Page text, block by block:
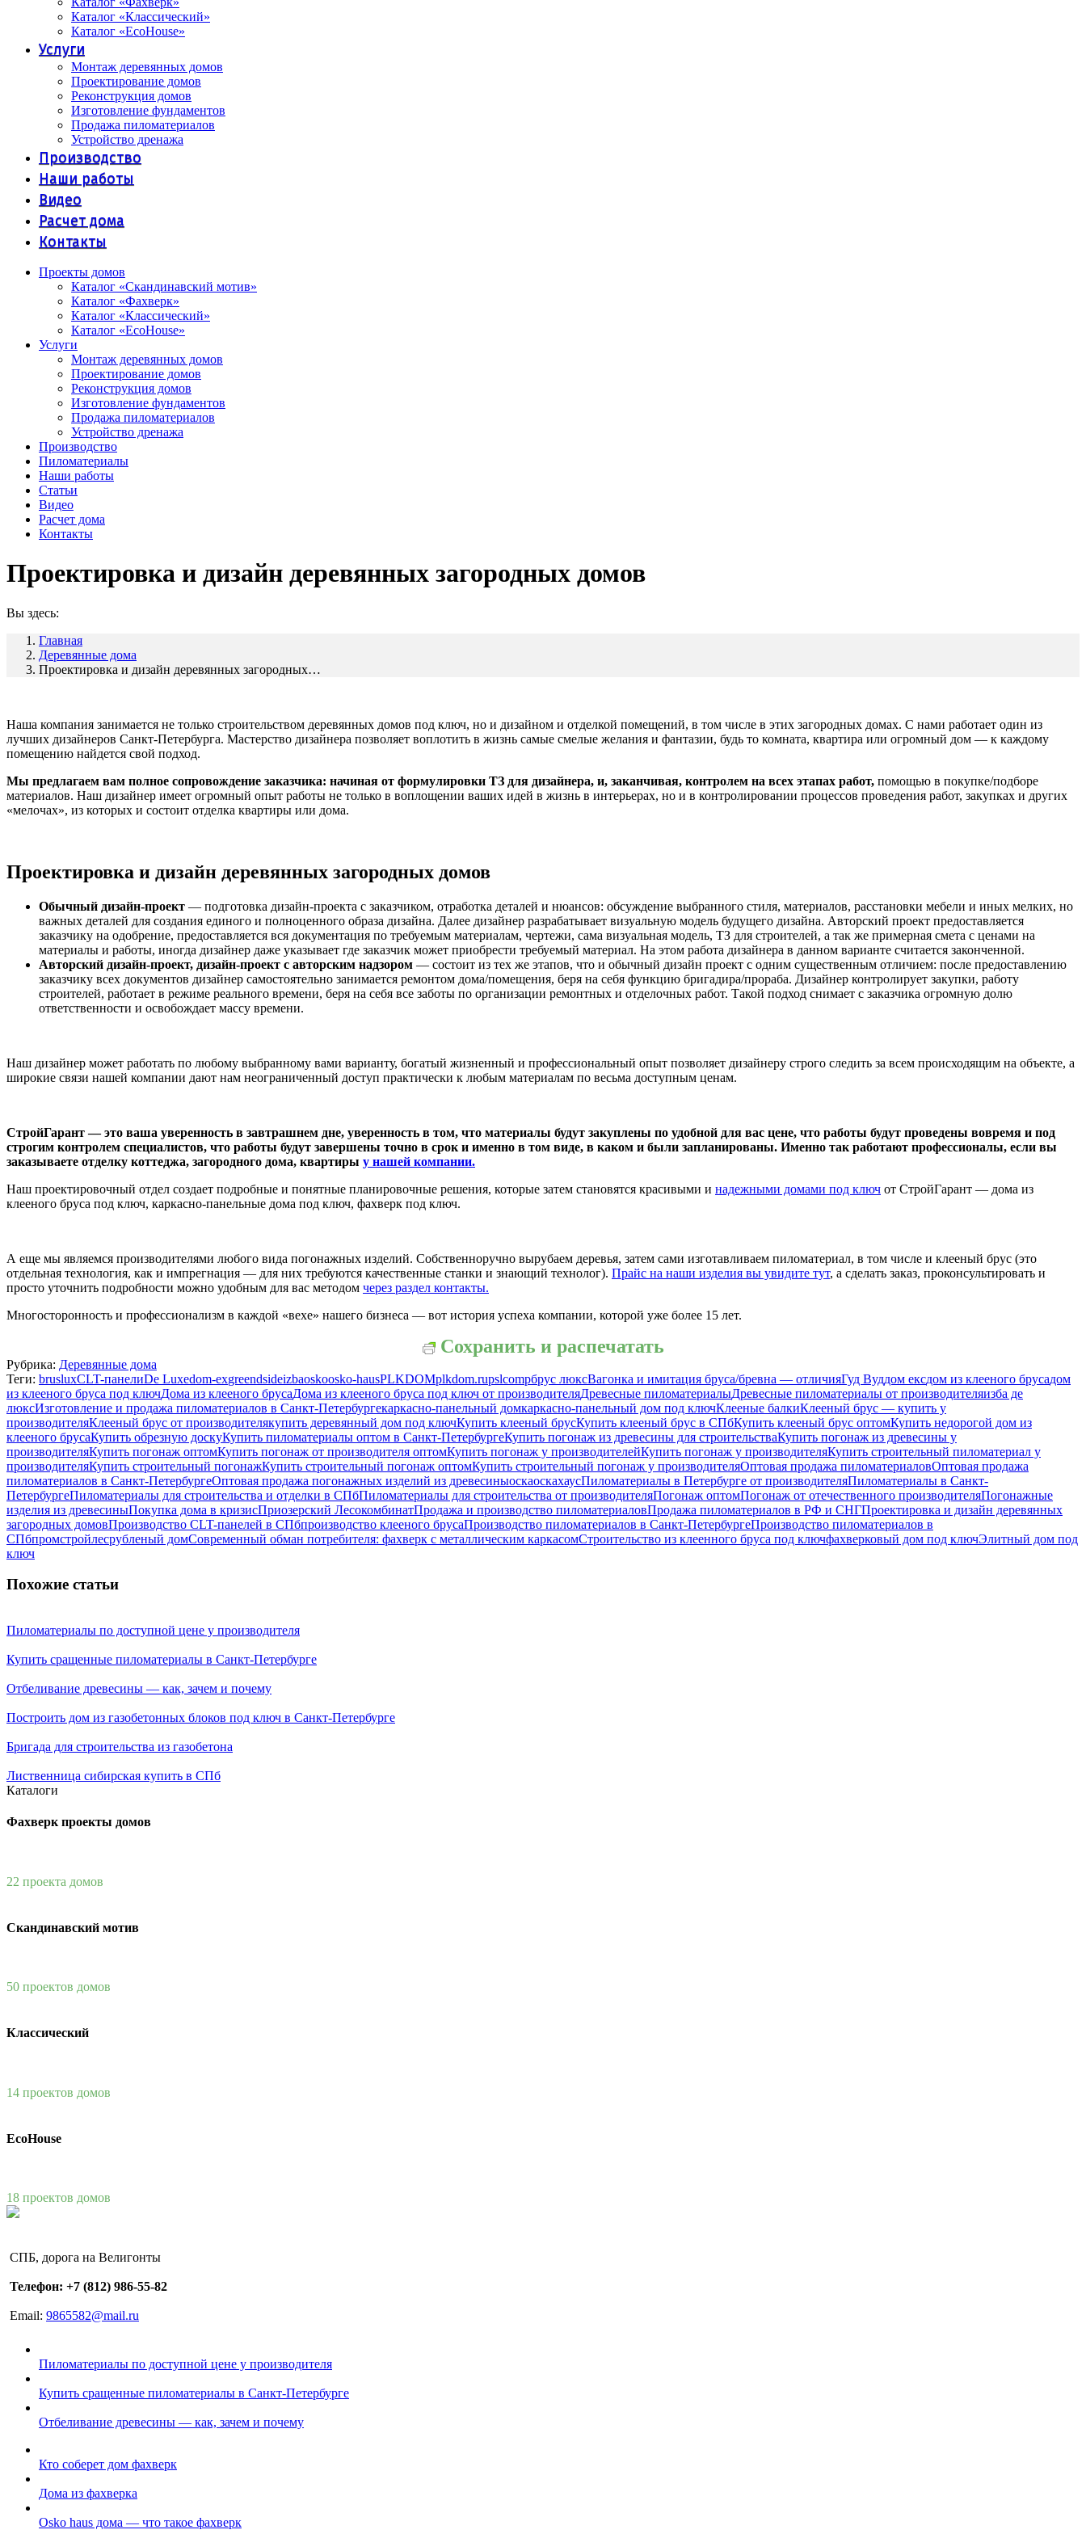
Каталог «Классический»
Каталог «EcoHouse»
Услуги
Монтаж деревянных домов
Проектирование домов
Реконструкция домов
Изготовление фундаментов
Продажа пиломатериалов
Устройство дренажа
Производство
Наши работы
Видео
Расчет дома
Контакты
Проекты домов
Каталог «Скандинавский мотив»
Каталог «Фахверк»
Каталог «Классический»
Каталог «EcoHouse»
Услуги
Монтаж деревянных домов
Проектирование домов
Реконструкция домов
Изготовление фундаментов
Продажа пиломатериалов
Устройство дренажа
Производство
Пиломатериалы
Наши работы
Статьи
Видео
Расчет дома
Контакты
Проектировка и дизайн деревянных загородных домов
Вы здесь:
Главная
Деревянные дома
Проектировка и дизайн деревянных загородных…
Наша компания занимается не только строительством деревянных домов под ключ, но и дизайном и отделкой помещений, в том числе в этих загородных домах. С нами работает один из
лучших дизайнеров Санкт-Петербурга. Мастерство дизайнера позволяет воплотить в жизнь самые смелые желания и фантазии, будь то комната, квартира или огромный дом — к каждому
помещению найдется свой подход.
Мы предлагаем вам полное сопровождение заказчика: начиная от формулировки ТЗ для дизайнера, и, заканчивая, контролем на всех этапах работ, помощью в покупке/подборе
материалов. Наш дизайнер имеет огромный опыт работы не только в воплощении ваших идей в жизнь в интерьерах, но и в контролировании процессов проведения работ, закупках и других
«мелочах», из которых и состоит отделка квартиры или дома.
Проектировка и дизайн деревянных загородных домов
Обычный дизайн-проект — подготовка дизайн-проекта с заказчиком, отработка деталей и нюансов: обсуждение выбранного стиля, материалов, расстановки мебели и иных мелких, но
важных деталей для создания единого и полноценного образа дизайна. Далее дизайнер разрабатывает визуальную модель будущего дизайна. Авторский проект предоставляется
заказчику на одобрение, предоставляется вся документация по требуемым материалам, чертежи, сама визуальная модель, ТЗ для строителей, а так же примерная смета с ценами на
материалы и работы, иногда дизайнер даже указывает где заказчик может приобрести требуемый материал. На этом работа дизайнера в данном варианте считается законченной.
Авторский дизайн-проект, дизайн-проект с авторским надзором — состоит из тех же этапов, что и обычный дизайн проект с одним существенным отличием: после предоставлению
заказчику всех документов дизайнер самостоятельно занимается ремонтом дома/помещения, беря на себя функцию бригадира/прораба. Дизайнер контролирует закупки, работу
строителей, работает в режиме реального времени, беря на себя все заботы по организации ремонтных и отделочных работ. Такой подход снимает с заказчика огромную долю
ответственности и освобождает массу времени.
Наш дизайнер может работать по любому выбранному вами варианту, богатый жизненный и профессиональный опыт позволяет дизайнеру строго следить за всем происходящим на объекте, а
широкие связи нашей компании дают нам неограниченный доступ практически к любым материалам по весьма доступным ценам.
СтройГарант — это ваша уверенность в завтрашнем дне, уверенность в том, что материалы будут закуплены по удобной для вас цене, что работы будут проведены вовремя и под
строгим контролем специалистов, что работы будут завершены точно в срок и именно в том виде, в каком и были запланированы. Именно так работают профессионалы, если вы
заказываете отделку коттеджа, загородного дома, квартиры у нашей компании.
Наш проектировочный отдел создает подробные и понятные планировочные решения, которые затем становятся красивыми и надежными домами под ключ от СтройГарант — дома из
клееного бруса под ключ, каркасно-панельные дома под ключ, фахверк под ключ.
А еще мы являемся производителями любого вида погонажных изделий. Собственноручно вырубаем деревья, затем сами изготавливаем пиломатериал, в том числе и клееный брус (это
отдельная технология, как и импрегнация — для них требуются качественные станки и знающий технолог). Прайс на наши изделия вы увидите тут, а сделать заказ, проконсультировать и
просто уточнить подробности можно удобным для вас методом через раздел контакты.
Многосторонность и профессионализм в каждой «вехе» нашего бизнеса — вот история успеха компании, которой уже более 15 лет.
Сохранить и распечатать
Рубрика: Деревянные дома
Теги: brusluxCLT-панелиDe Luxedom-exgreendsideizbaoskoosko-hausPLKDOMplkdom.rupslcompбрус люксВагонка и имитация бруса/бревна — отличияГуд Вуддом ексдом из клееного брусадом
из клееного бруса под ключДома из клееного брусаДома из клееного бруса под ключ от производителяДревесные пиломатериалыДревесные пиломатериалы от производителяизба де
люксИзготовление и продажа пиломатериалов в Санкт-Петербургекаркасно-панельный домкаркасно-панельный дом под ключКлееные балкиКлееный брус — купить у
производителяКлееный брус от производителякупить деревянный дом под ключКупить клееный брусКупить клееный брус в СПбКупить клееный брус оптомКупить недорогой дом из
клееного брусаКупить обрезную доскуКупить пиломатериалы оптом в Санкт-ПетербургеКупить погонаж из древесины для строительстваКупить погонаж из древесины у
производителяКупить погонаж оптомКупить погонаж от производителя оптомКупить погонаж у производителейКупить погонаж у производителяКупить строительный пиломатериал у
производителяКупить строительный погонажКупить строительный погонаж оптомКупить строительный погонаж у производителяОптовая продажа пиломатериаловОптовая продажа
пиломатериалов в Санкт-ПетербургеОптовая продажа погонажных изделий из древесиныоскаоскахаусПиломатериалы в Петербурге от производителяПиломатериалы в Санкт-
ПетербургеПиломатериалы для строительства и отделки в СПбПиломатериалы для строительства от производителяПогонаж оптомПогонаж от отечественного производителяПогонажные
изделия из древесиныПокупка дома в кризисПриозерский ЛесокомбинатПродажа и производство пиломатериаловПродажа пиломатериалов в РФ и СНГПроектировка и дизайн деревянных
загородных домовПроизводство CLT-панелей в СПбпроизводство клееного брусаПроизводство пиломатериалов в Санкт-ПетербургеПроизводство пиломатериалов в
СПбпромстройлесрубленый домСовременный обман потребителя: фахверк с металлическим каркасомСтроительство из клеенного бруса под ключфахверковый дом под ключЭлитный дом под
ключ
Похожие статьи
Пиломатериалы по доступной цене у производителя
Купить сращенные пиломатериалы в Санкт-Петербурге
Отбеливание древесины — как, зачем и почему
Построить дом из газобетонных блоков под ключ в Санкт-Петербурге
Бригада для строительства из газобетона
Лиственница сибирская купить в СПб
Каталоги
Фахверк проекты домов
22 проекта домов
Скандинавский мотив
50 проектов домов
Классический
14 проектов домов
EcoHouse
18 проектов домов
СПБ, дорога на Велигонты
Телефон: +7 (812) 986-55-82
Email: 9865582@mail.ru
Пиломатериалы по доступной цене у производителя
Купить сращенные пиломатериалы в Санкт-Петербурге
Отбеливание древесины — как, зачем и почему
Кто соберет дом фахверк
Дома из фахверка
Osko haus дома — что такое фахверк